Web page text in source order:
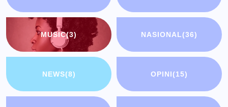
MUSIC(3) NASIONAL(36)
NEWS(8) OPINI(15)